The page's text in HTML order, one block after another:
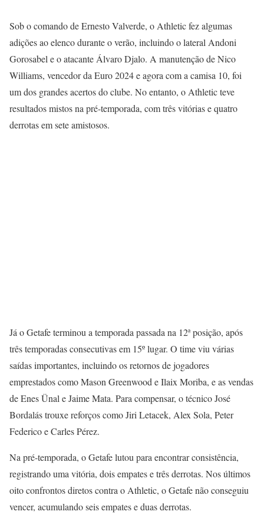
Sob o comando de Ernesto Valverde, o Athletic fez algumas
adições ao elenco durante o verão, incluindo o lateral Andoni
Gorosabel e o atacante Álvaro Djalo. A manutenção de Nico
Williams, vencedor da Euro 2024 e agora com a camisa 10, foi
um dos grandes acertos do clube. No entanto, o Athletic teve
resultados mistos na pré-temporada, com três vitórias e quatro
derrotas em sete amistosos.
Já o Getafe terminou a temporada passada na 12ª posição, após
três temporadas consecutivas em 15º lugar. O time viu várias
saídas importantes, incluindo os retornos de jogadores
emprestados como Mason Greenwood e Ilaix Moriba, e as vendas
de Enes Ünal e Jaime Mata. Para compensar, o técnico José
Bordalás trouxe reforços como Jiri Letacek, Alex Sola, Peter
Federico e Carles Pérez.
Na pré-temporada, o Getafe lutou para encontrar consistência,
registrando uma vitória, dois empates e três derrotas. Nos últimos
oito confrontos diretos contra o Athletic, o Getafe não conseguiu
vencer, acumulando seis empates e duas derrotas.